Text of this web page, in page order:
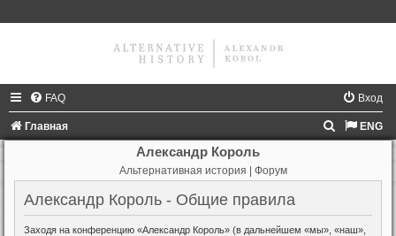
FAQ Вход
Главная ENG
к
Александр Король
Альтернативная история | Форум
Александр Король - Общие правила
Заходя на конференцию «Александр Король» (в дальнейшем «мы», «наш»,